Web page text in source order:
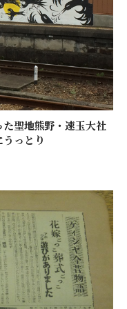
聖地熊野・速玉大社
っとり